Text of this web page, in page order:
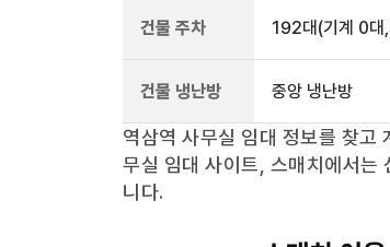
건물 주차 192대 (기계 0
건물 냉난방 중앙 냉난방
역삼역 사무실 임대 정보를 찾고
무실 임대 사이트, 스매치에서는
니다.